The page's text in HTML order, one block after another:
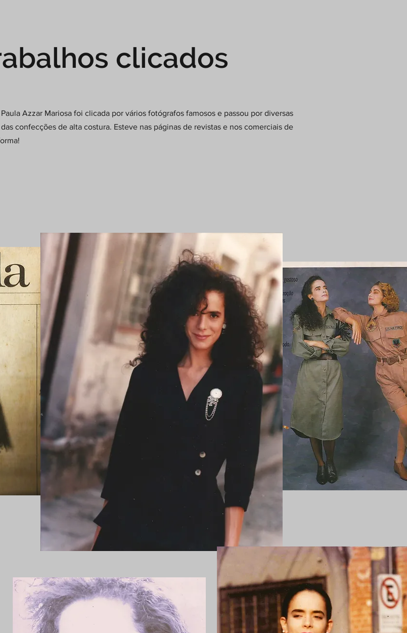
clicados
Azzar Mariosa foi clicada por vários fotógrafos famosos e passou por diversas
confecções de alta costura. Esteve nas páginas de revistas e nos comerciais de